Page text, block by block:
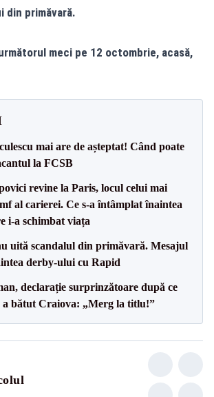
din primăvară.
meci pe 12 octombrie, acasă,
mai are de așteptat! Când poate
la FCSB
revine la Paris, locul celui mai
al carierei. Ce s-a întâmplat înaintea
i-a schimbat viața
uită scandalul din primăvară. Mesajul
derby-ului cu Rapid
declarație surprinzătoare după ce
a bătut Craiova: „Merg la titlu!”